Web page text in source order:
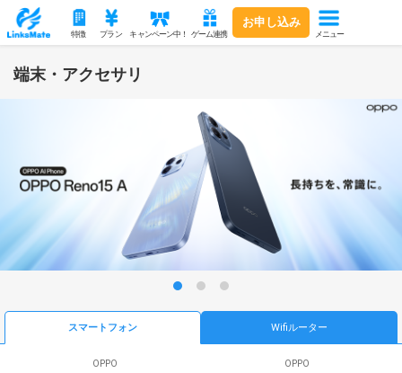
特徴 プラン キャンペーン中！ ゲーム連携
お申し込み
メニュー
端末・アクセサリ
スマートフォン Wifiルーター
OPPO OPPO